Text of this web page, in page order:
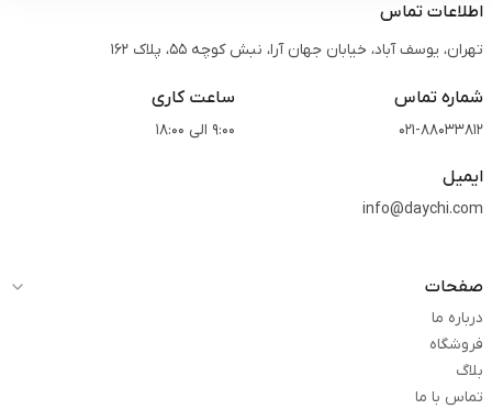
اطلاعات تماس
تهران، یوسف آباد، خیابان جهان آرا، نبش کوچه 55، پلاک 162
شماره تماس
021-88033812
ساعت کاری
9:00 الی 18:00
ایمیل
info@daychi.com
صفحات
درباره ما
فروشگاه
بلاگ
تماس با ما